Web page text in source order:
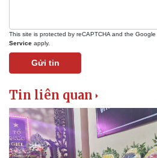
This site is protected by reCAPTCHA and the Google
Service apply.
Gửi tin
Tin liên quan